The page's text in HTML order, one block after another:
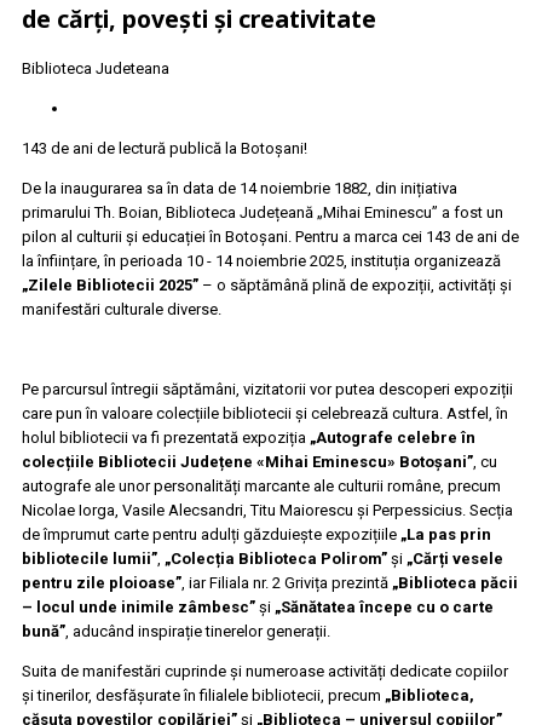
de cărți, povești și creativitate
Biblioteca Judeteana
143 de ani de lectură publică la Botoșani!
De la inaugurarea sa în data de 14 noiembrie 1882, din inițiativa
primarului Th. Boian, Biblioteca Județeană „Mihai Eminescu” a fost un
pilon al culturii și educației în Botoșani. Pentru a marca cei 143 de ani de
la înființare, în perioada 10 - 14 noiembrie 2025, instituția organizează
„Zilele Bibliotecii 2025” – o săptămână plină de expoziții, activități și
manifestări culturale diverse.
Pe parcursul întregii săptămâni, vizitatorii vor putea descoperi expoziții
care pun în valoare colecțiile bibliotecii și celebrează cultura. Astfel, în
holul bibliotecii va fi prezentată expoziția „Autografe celebre în
colecțiile Bibliotecii Județene «Mihai Eminescu» Botoșani”, cu
autografe ale unor personalități marcante ale culturii române, precum
Nicolae Iorga, Vasile Alecsandri, Titu Maiorescu și Perpessicius. Secția
de împrumut carte pentru adulți găzduiește expozițiile „La pas prin
bibliotecile lumii”, „Colecția Biblioteca Polirom” și „Cărți vesele
pentru zile ploioase”, iar Filiala nr. 2 Grivița prezintă „Biblioteca păcii
– locul unde inimile zâmbesc” și „Sănătatea începe cu o carte
bună”, aducând inspirație tinerelor generații.
Suita de manifestări cuprinde și numeroase activități dedicate copiilor
și tinerilor, desfășurate în filialele bibliotecii, precum „Biblioteca,
căsuța poveștilor copilăriei” și „Biblioteca – universul copiilor”